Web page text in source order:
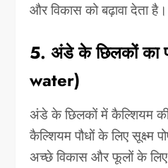
और विकास को बढ़ावा देता है।
5. अंडे के छिलकों का
water)
अंडे के छिलकों में कैल्शियम की
कैल्शियम पौधों के लिए सूक्ष्म
अच्छे विकास और फूलों के